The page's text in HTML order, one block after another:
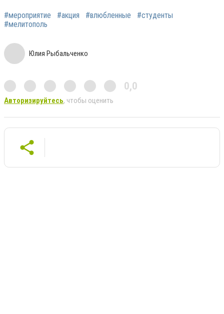
#мероприятие #акция #влюбленные
#студенты
#мелитополь
Юлия Рыбальченко
0,0
Авторизируйтесь, чтобы оценить